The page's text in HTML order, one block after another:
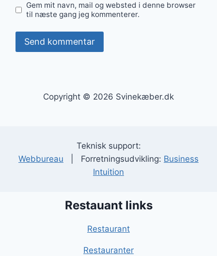
Gem mit navn, mail og websted i denne browser
til næste gang jeg kommenterer.
Copyright © 2026 Svinekæber.dk
Teknisk support:
Webbureau | Forretningsudvikling: Business
Intuition
Restauant links
Restaurant
Restauranter